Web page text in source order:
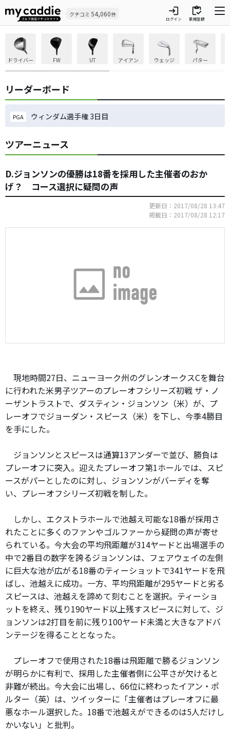
クチコミ 54,060件 login
ログイン
inventory
新規登録
ドライバー FW UT アイアン ウェッジ パター
リーダーボード
PGA ウィンダム選手権 3日目
ツアーニュース
D.ジョンソンの優勝は18番を採用した主催者のおか
げ？ コース選択に疑問の声
更新日：2017/08/28 13:47
掲載日：2017/08/28 12:17
現地時間27日、ニューヨーク州のグレンオークスCを舞台
に行われた米男子ツアーのプレーオフシリーズ初戦 ザ・ノ
ーザントラストで、ダスティン・ジョンソン（米）が、プ
レーオフでジョーダン・スピース（米）を下し、今季4勝目
を手にした。
ジョンソンとスピースは通算13アンダーで並び、勝負は
プレーオフに突入。迎えたプレーオフ第1ホールでは、スピ
ースがパーとしたのに対し、ジョンソンがバーディを奪
い、プレーオフシリーズ初戦を制した。
しかし、エクストラホールで池越え可能な18番が採用さ
れたことに多くのファンやゴルファーから疑問の声が寄せ
られている。今大会の平均飛距離が314ヤードと出場選手の
中で2番目の数字を誇るジョンソンは、フェアウェイの左側
に巨大な池が広がる18番のティーショットで341ヤードを飛
ばし、池越えに成功。一方、平均飛距離が295ヤードと劣る
スピースは、池越えを諦めて刻むことを選択。ティーショ
ットを終え、残り190ヤード以上残すスピースに対して、ジ
ョンソンは2打目を前に残り100ヤード未満と大きなアドバ
ンテージを得ることとなった。
プレーオフで使用された18番は飛距離で勝るジョンソン
が明らかに有利で、採用した主催者側に公平さが欠けると
非難が続出。今大会に出場し、66位に終わったイアン・ポ
ルター（英）は、ツイッターに「主催者はプレーオフに最
悪なホール選択した。18番で池越えができるのは5人だけし
かいない」と批判。